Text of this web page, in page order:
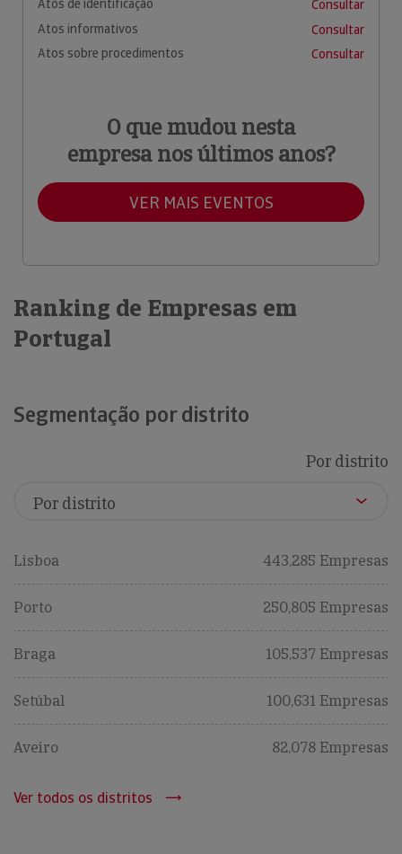
Atos de identificação
Consultar
Atos informativos
Consultar
Atos sobre procedimentos
Consultar
O que mudou nesta
empresa nos últimos anos?
VER MAIS EVENTOS
Ranking de Empresas em
Portugal
Segmentação por distrito
Por distrito
Lisboa 443,285 Empresas
Porto 250,805 Empresas
Braga 105,537 Empresas
Setúbal 100,631 Empresas
Aveiro 82,078 Empresas
Ver todos os distritos